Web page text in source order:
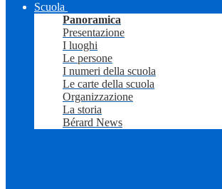
Scuola
Panoramica
Presentazione
I luoghi
Le persone
I numeri della scuola
Le carte della scuola
Organizzazione
La storia
Bérard News